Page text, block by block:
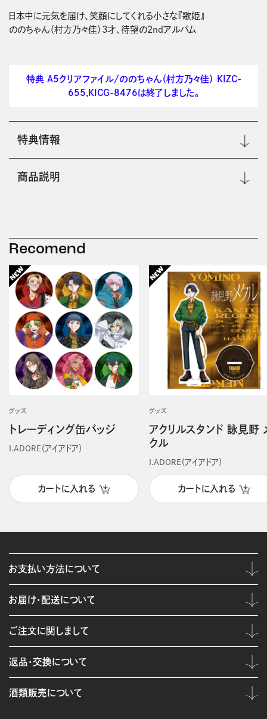
日本中に元気を届け、笑顔にしてくれる小さな『歌姫』
特典 A5クリアファイル/ののちゃん（村方乃々佳） KIZC-
655,KICG-8476は終了しました。
特典情報
商品説明
Recomend
グッズ
トレーディング缶バッジ
I.ADORE（アイアドア）
カートに入れる
グッズ
アクリルスタンド 詠見野
クル
I.ADORE（アイアドア）
カートに入れる
お支払い方法について
お届け・配送について
ご注文に関しまして
返品・交換について
酒類販売について